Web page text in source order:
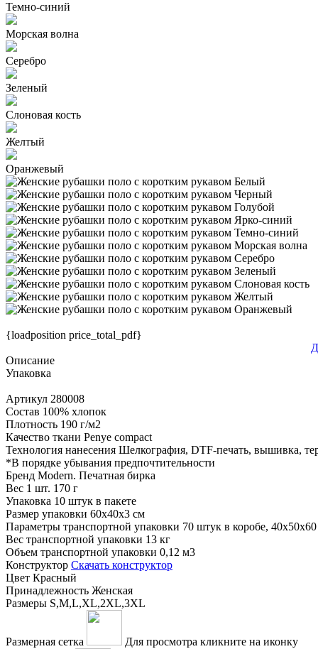
Темно-синий
Морская волна
Серебро
Зеленый
Слоновая кость
Желтый
Оранжевый
{loadposition price_total_pdf}
Описание
Упаковка
Артикул 280008
Состав 100% хлопок
Плотность 190 г/м2
Качество ткани Penye compact
Технология нанесения Шелкография, DTF-печать, вышивка,
*В порядке убывания предпочтительности
Бренд Modern. Печатная бирка
Вес 1 шт. 170 г
Упаковка 10 штук в пакете
Размер упаковки 60x40x3 см
Параметры транспортной упаковки 70 штук в коробе,
Вес транспортной упаковки 13 кг
Объем транспортной упаковки 0,12 м3
Конструктор Скачать конструктор
Цвет Красный
Принадлежность Женская
Размеры S,M,L,XL,2XL,3XL
Размерная сетка Для просмотра кликните на иконку